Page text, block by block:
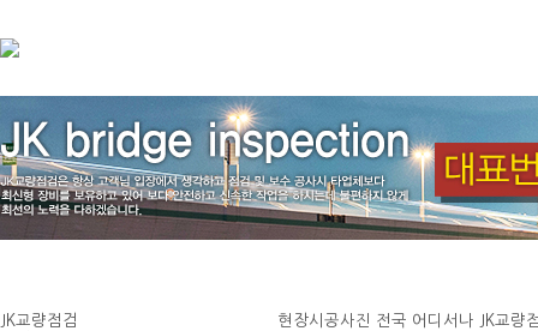
JK교량점검
현장시공사진 전국 어디서나 JK교량